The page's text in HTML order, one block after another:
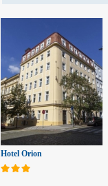
Hotel Orion